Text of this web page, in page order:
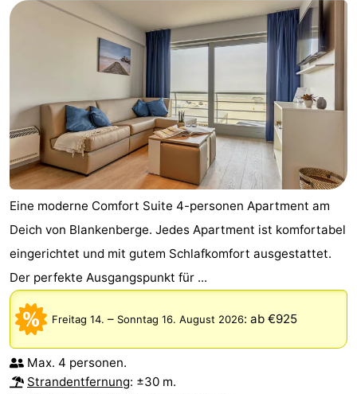
Eine moderne Comfort Suite 4-personen Apartment am
Deich von Blankenberge. Jedes Apartment ist komfortabel
eingerichtet und mit gutem Schlafkomfort ausgestattet.
Der perfekte Ausgangspunkt für ...
Freitag 14. – Sonntag 16. August 2026: ab €925
Max. 4 personen.
Strandentfernung: ±30 m.